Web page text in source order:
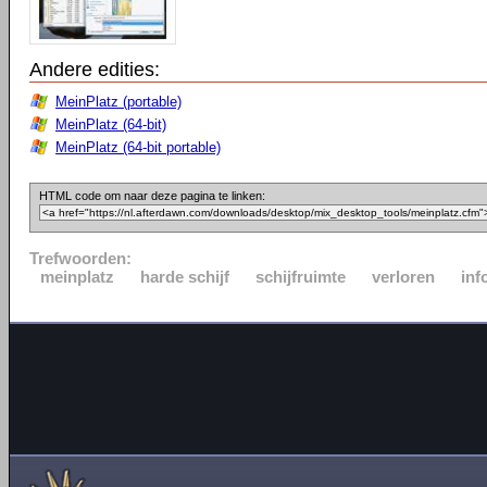
Andere edities:
MeinPlatz (portable)
MeinPlatz (64-bit)
MeinPlatz (64-bit portable)
HTML code om naar deze pagina te linken:
Trefwoorden:
meinplatz
harde schijf schijfruimte verloren